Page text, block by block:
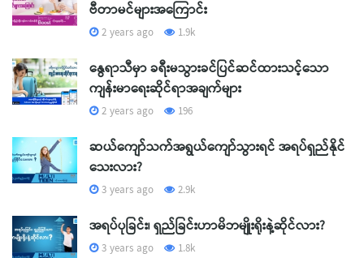
ဗီတာမင်များအကြောင်း
2 years ago 1.9k
နွေရာသီမှာ ခရီးမသွားခင်ပြင်ဆင်ထားသင့်သော
ကျန်းမာရေးဆိုင်ရာအချက်များ
2 years ago 196
ဆယ်ကျော်သက်အရွယ်ကျော်သွားရင် အရပ်ရှည်နိုင်
သေးလား?
3 years ago 2.9k
အရပ်ပုခြင်း၊ ရှည်ခြင်းဟာမိဘမျိုးရိုးနဲ့ဆိုင်လား?
3 years ago 1.8k